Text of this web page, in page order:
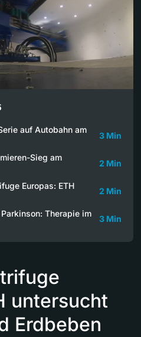
auf Autobahn am
3 Min
Sieg am
2 Min
Europas: ETH
2 Min
Therapie im
3 Min
untersucht
Erdbeben